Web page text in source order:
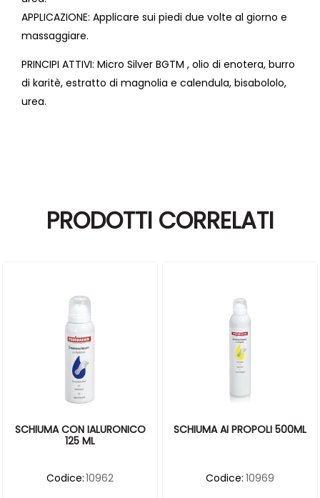
APPLICAZIONE: Applicare sui piedi due volte al giorno e
massaggiare.
PRINCIPI ATTIVI: Micro Silver BGTM , olio di enotera, burro
di karitè, estratto di magnolia e calendula, bisabololo,
urea.
PRODOTTI CORRELATI
SCHIUMA CON IALURONICO
125 ML
Codice:10962
SCHIUMA AI PROPOLI 500ML
Codice: 10969